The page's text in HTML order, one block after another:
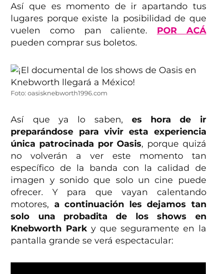
Así que es momento de ir apartando tus
lugares porque existe la posibilidad de que
vuelen como pan caliente. POR ACÁ
pueden comprar sus boletos.
Foto: oasisknebworth1996.com
Así que ya lo saben, es hora de ir
preparándose para vivir esta experiencia
única patrocinada por Oasis, porque quizá
no volverán a ver este momento tan
específico de la banda con la calidad de
imagen y sonido que solo un cine puede
ofrecer. Y para que vayan calentando
motores, a continuación les dejamos tan
solo una probadita de los shows en
Knebworth Parky que seguramente en la
pantalla grande se verá espectacular: